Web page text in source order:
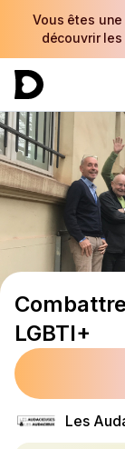
Vous êtes
découvrir
LGBTI+
Les